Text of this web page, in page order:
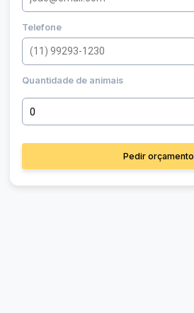
Telefone
Quantidade de animais
Pedir orçamento